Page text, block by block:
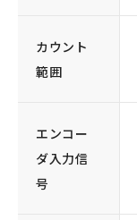
カウント
範囲
エンコー
ダ入力信
号